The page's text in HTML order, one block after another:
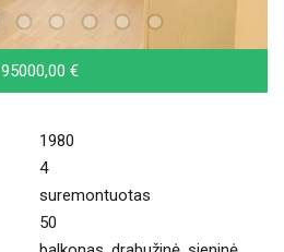
95000,00 €
1980
4
suremontuotas
50